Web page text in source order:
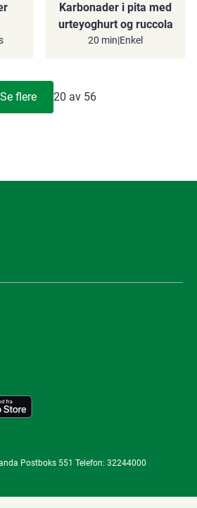
Karbonader i pita med
urteyoghurt og ruccola
20 min|Enkel
Se flere 20 av 56
Postboks 551 Telefon: 32244000